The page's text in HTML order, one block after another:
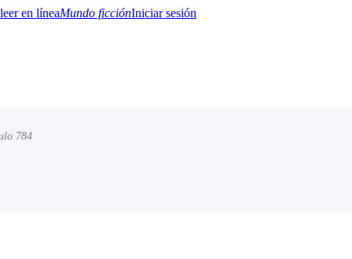
Mundo ficciónIniciar sesión
784